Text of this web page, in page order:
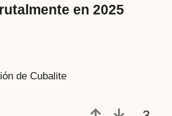
en 2025
de Cubalite